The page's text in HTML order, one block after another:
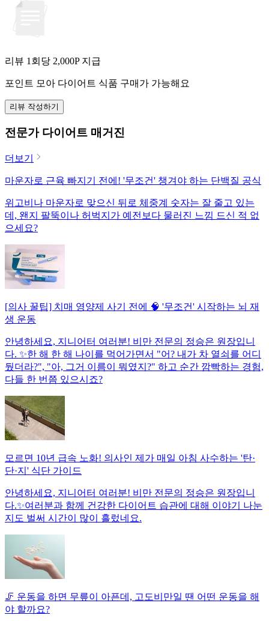
리뷰 1회당 2,000P 지급
포인트 모아 다이어트 식품 구매가 가능해요
리뷰 작성하기
전문가 다이어트 매거진
더보기
마운자로 근육 빠지기 전에! '무조건' 챙겨야 하는 단백질 공식
위고비나 마운자로 맞으신 뒤로 체중계 숫자는 잘 줄고 있는
데, 왠지 팔뚝이나 허벅지가 예전보다 물러진 느낌 드신 적 없
으세요?
[의사 꿀팁] 치매 영양제 사기 전에 🧠 '무조건' 시작하는 뇌 재
생 운동
안녕하세요, 지니어터 여러분! 비만 전문의 정승은 원장입니
다. ✨한 해 한 해 나이를 먹어가면서 "어? 내가 차 열쇠를 어디
뒀더라?", "아, 그거 이름이 뭐였지?" 하고 순간 깜빡하는 경험,
다들 한 번쯤 있으시죠?
모르면 10년 급속 노화! 의사인 제가 매일 아침 사수하는 '탄·
단·지' 식단 가이드
안녕하세요, 지니어터 여러분! 비만 전문의 정승은 원장입니
다.✨여러분과 함께 건강한 다이어트 습관에 대해 이야기 나눈
지도 벌써 시간이 많이 흘렀네요.
🦵 운동을 하면 무릎이 아픈데, 고도비만일 땐 어떤 운동을 해
야 할까요?